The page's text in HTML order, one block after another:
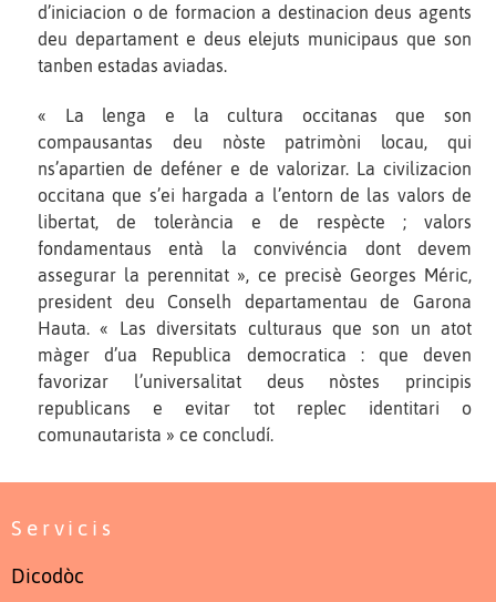
d’iniciacion o de formacion a destinacion deus agents
deu departament e deus elejuts municipaus que son
tanben estadas aviadas.
« La lenga e la cultura occitanas que son
compausantas deu nòste patrimòni locau, qui
ns’apartien de deféner e de valorizar. La civilizacion
occitana que s’ei hargada a l’entorn de las valors de
libertat, de tolerància e de respècte ; valors
fondamentaus entà la convivéncia dont devem
assegurar la perennitat », ce precisè Georges Méric,
president deu Conselh departamentau de Garona
Hauta. « Las diversitats culturaus que son un atot
màger d’ua Republica democratica : que deven
favorizar l’universalitat deus nòstes principis
republicans e evitar tot replec identitari o
comunautarista » ce concludí.
Servicis
Dicodòc